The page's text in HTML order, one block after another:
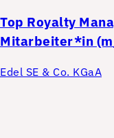
Top Royalty
Mitarbeiter*in
Edel SE & Co. KGaA